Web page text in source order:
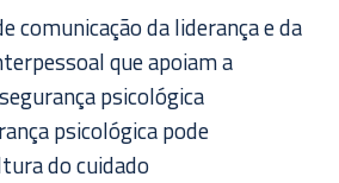
comunicação da liderança e da
que apoiam a
psicológica
psicológica pode
do cuidado